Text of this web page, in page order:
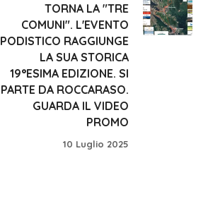
TORNA LA "TRE
COMUNI". L'EVENTO
PODISTICO RAGGIUNGE
LA SUA STORICA
19°ESIMA EDIZIONE. SI
PARTE DA ROCCARASO.
GUARDA IL VIDEO
PROMO
10 Luglio 2025